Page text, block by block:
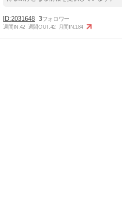
2031648 3
週間IN:42 週間OUT:42 月間IN:184